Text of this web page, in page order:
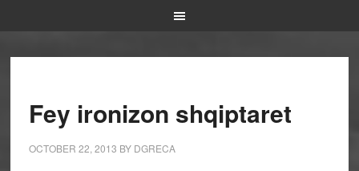
Fey ironizon shqiptaret
OCTOBER 22, 2013 BY DGRECA